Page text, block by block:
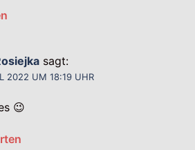
sagt:
2022 UM 18:19 UHR
😉